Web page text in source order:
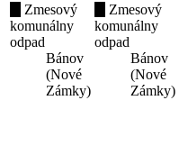
Zmesový
komunálny
odpad
Bánov
(Nové
Zámky)
Zmesový
komunálny
odpad
Bánov
(Nové
Zámky)